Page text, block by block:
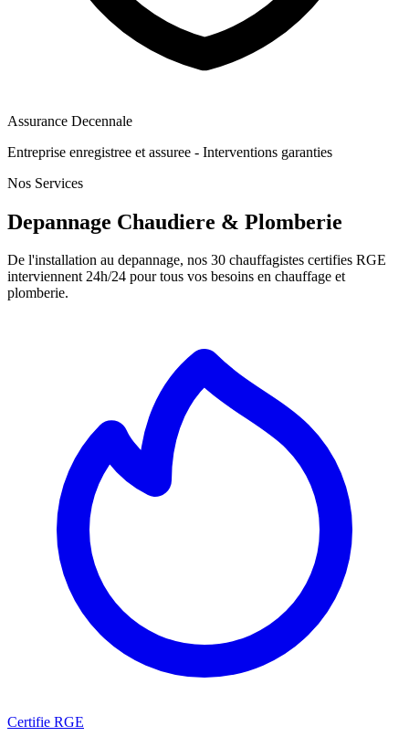
Assurance Decennale
Entreprise enregistree et assuree - Interventions garanties
Nos Services
Depannage Chaudiere & Plomberie
De l'installation au depannage, nos 30 chauffagistes certifies RGE
interviennent 24h/24 pour tous vos besoins en chauffage et
plomberie.
Certifie RGE